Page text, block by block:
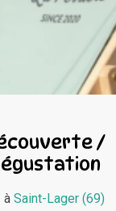
/
Saint-Lager (69)